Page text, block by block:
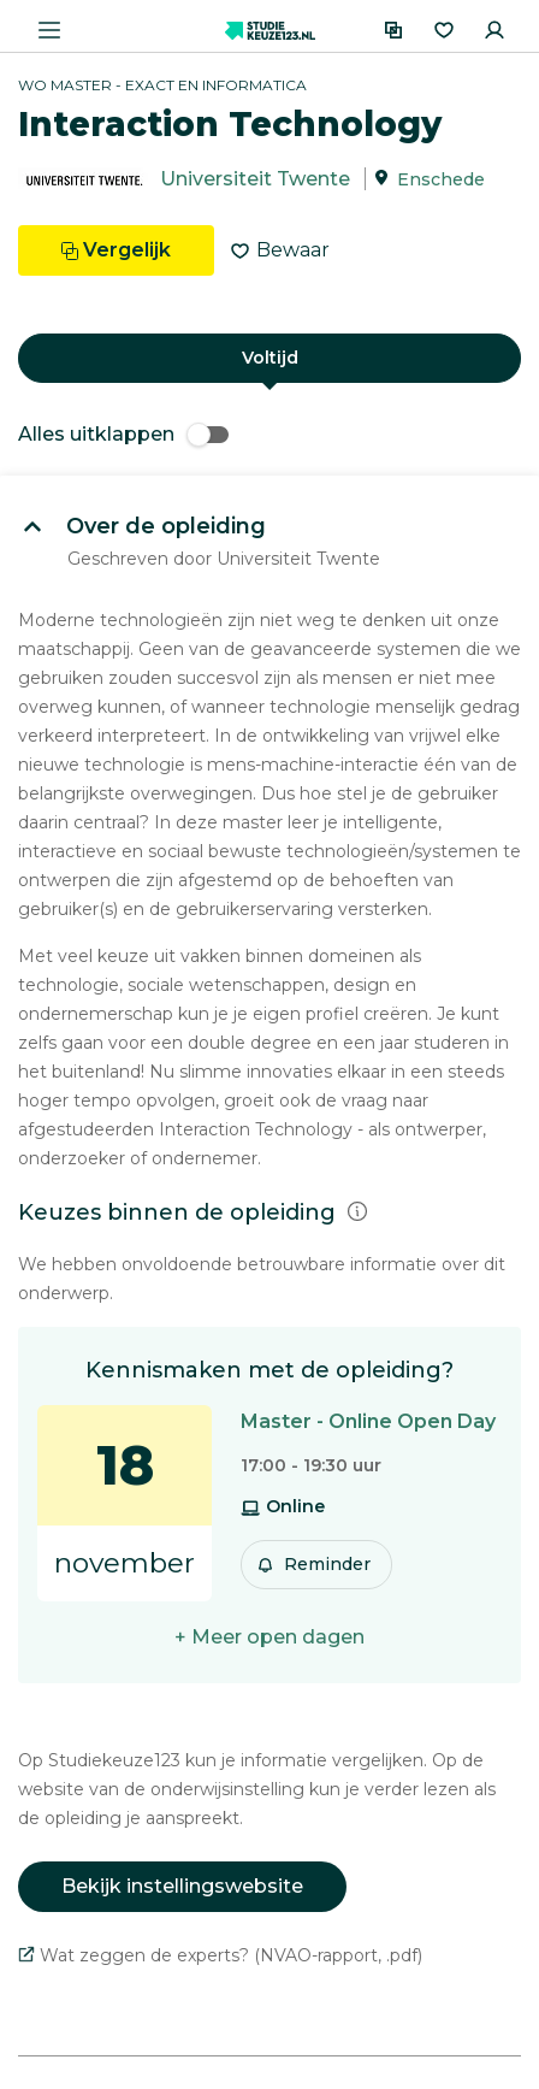
WO MASTER - EXACT EN INFORMATICA
Interaction Technology
Universiteit Twente Enschede
Vergelijk Bewaar
Voltijd
Alles uitklappen
Over de opleiding
Geschreven door Universiteit Twente
Moderne technologieën zijn niet weg te denken uit onze
maatschappij. Geen van de geavanceerde systemen die we
gebruiken zouden succesvol zijn als mensen er niet mee
overweg kunnen, of wanneer technologie menselijk gedrag
verkeerd interpreteert. In de ontwikkeling van vrijwel elke
nieuwe technologie is mens-machine-interactie één van de
belangrijkste overwegingen. Dus hoe stel je de gebruiker
daarin centraal? In deze master leer je intelligente,
interactieve en sociaal bewuste technologieën/systemen te
ontwerpen die zijn afgestemd op de behoeften van
gebruiker(s) en de gebruikerservaring versterken.
Met veel keuze uit vakken binnen domeinen als
technologie, sociale wetenschappen, design en
ondernemerschap kun je je eigen profiel creëren. Je kunt
zelfs gaan voor een double degree en een jaar studeren in
het buitenland! Nu slimme innovaties elkaar in een steeds
hoger tempo opvolgen, groeit ook de vraag naar
afgestudeerden Interaction Technology - als ontwerper,
onderzoeker of ondernemer.
Keuzes binnen de opleiding
We hebben onvoldoende betrouwbare informatie over dit
onderwerp.
Kennismaken met de opleiding?
18
november
Master - Online Open Day
17:00 - 19:30 uur
Online
Reminder
+ Meer open dagen
Op Studiekeuze123 kun je informatie vergelijken. Op de
website van de onderwijsinstelling kun je verder lezen als
de opleiding je aanspreekt.
Bekijk instellingswebsite
Wat zeggen de experts? (NVAO-rapport, .pdf)